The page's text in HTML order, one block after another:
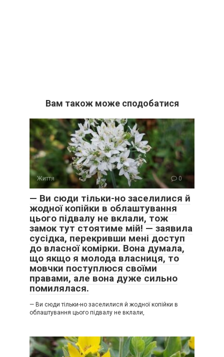
Вам також може сподобатися
Життя 0
— Ви сюди тільки-но заселилися й
жодної копійки в облаштування
цього підвалу не вклали, тож
замок тут стоятиме мій! — заявила
сусідка, перекривши мені доступ
до власної комірки. Вона думала,
що якщо я молода власниця, то
мовчки поступлюся своїми
правами, але вона дуже сильно
помилялася.
— Ви сюди тільки-но заселилися й жодної копійки в
облаштування цього підвалу не вклали,